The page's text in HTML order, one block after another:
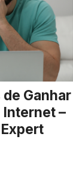
Ganhar
Internet –